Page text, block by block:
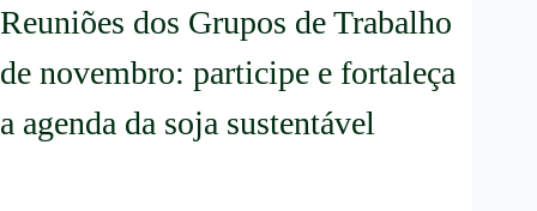
Reuniões dos Grupos de Trabalho
de novembro: participe e fortaleça
a agenda da soja sustentável